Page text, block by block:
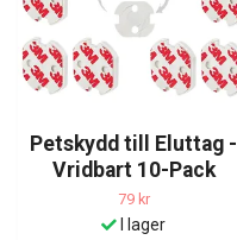
Petskydd till Eluttag -
Vridbart 10-Pack
79 kr
I lager